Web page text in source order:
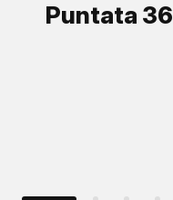
Puntata 36